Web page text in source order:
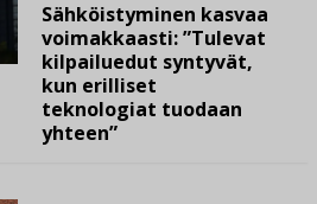
Sähköistyminen kasvaa
voimakkaasti: ”Tulevat
kilpailuedut syntyvät,
kun erilliset
teknologiat tuodaan
yhteen”